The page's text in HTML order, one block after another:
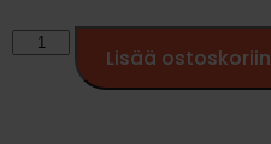
Lisää ostoskoriin